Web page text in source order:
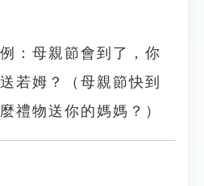
：母親節會到了，你
若姆？（母親節快到
禮物送你的媽媽？）